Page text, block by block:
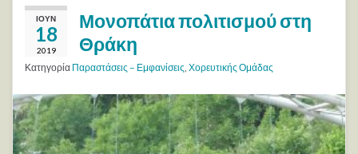
ΙΟΎΝ
18
2019
Μονοπάτια πολιτισμού στη
Θράκη
Κατηγορία Παραστάσεις – Εμφανίσεις, Χορευτικής Ομάδας